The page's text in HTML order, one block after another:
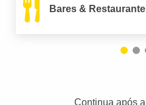
Bares &
Continua após